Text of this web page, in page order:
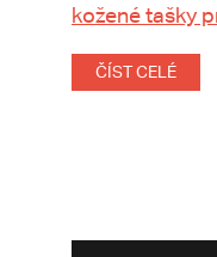
kožené tašky
ČÍST CELÉ